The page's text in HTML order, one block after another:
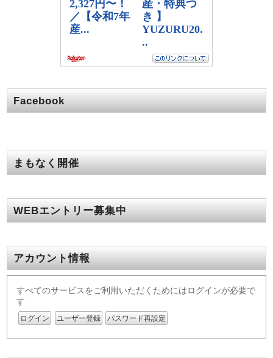
Facebook
まもなく開催
WEBエントリー募集中
アカウント情報
すべてのサービスをご利用いただくためにはログインが必要で
す
ログイン ユーザー登録 パスワード再設定